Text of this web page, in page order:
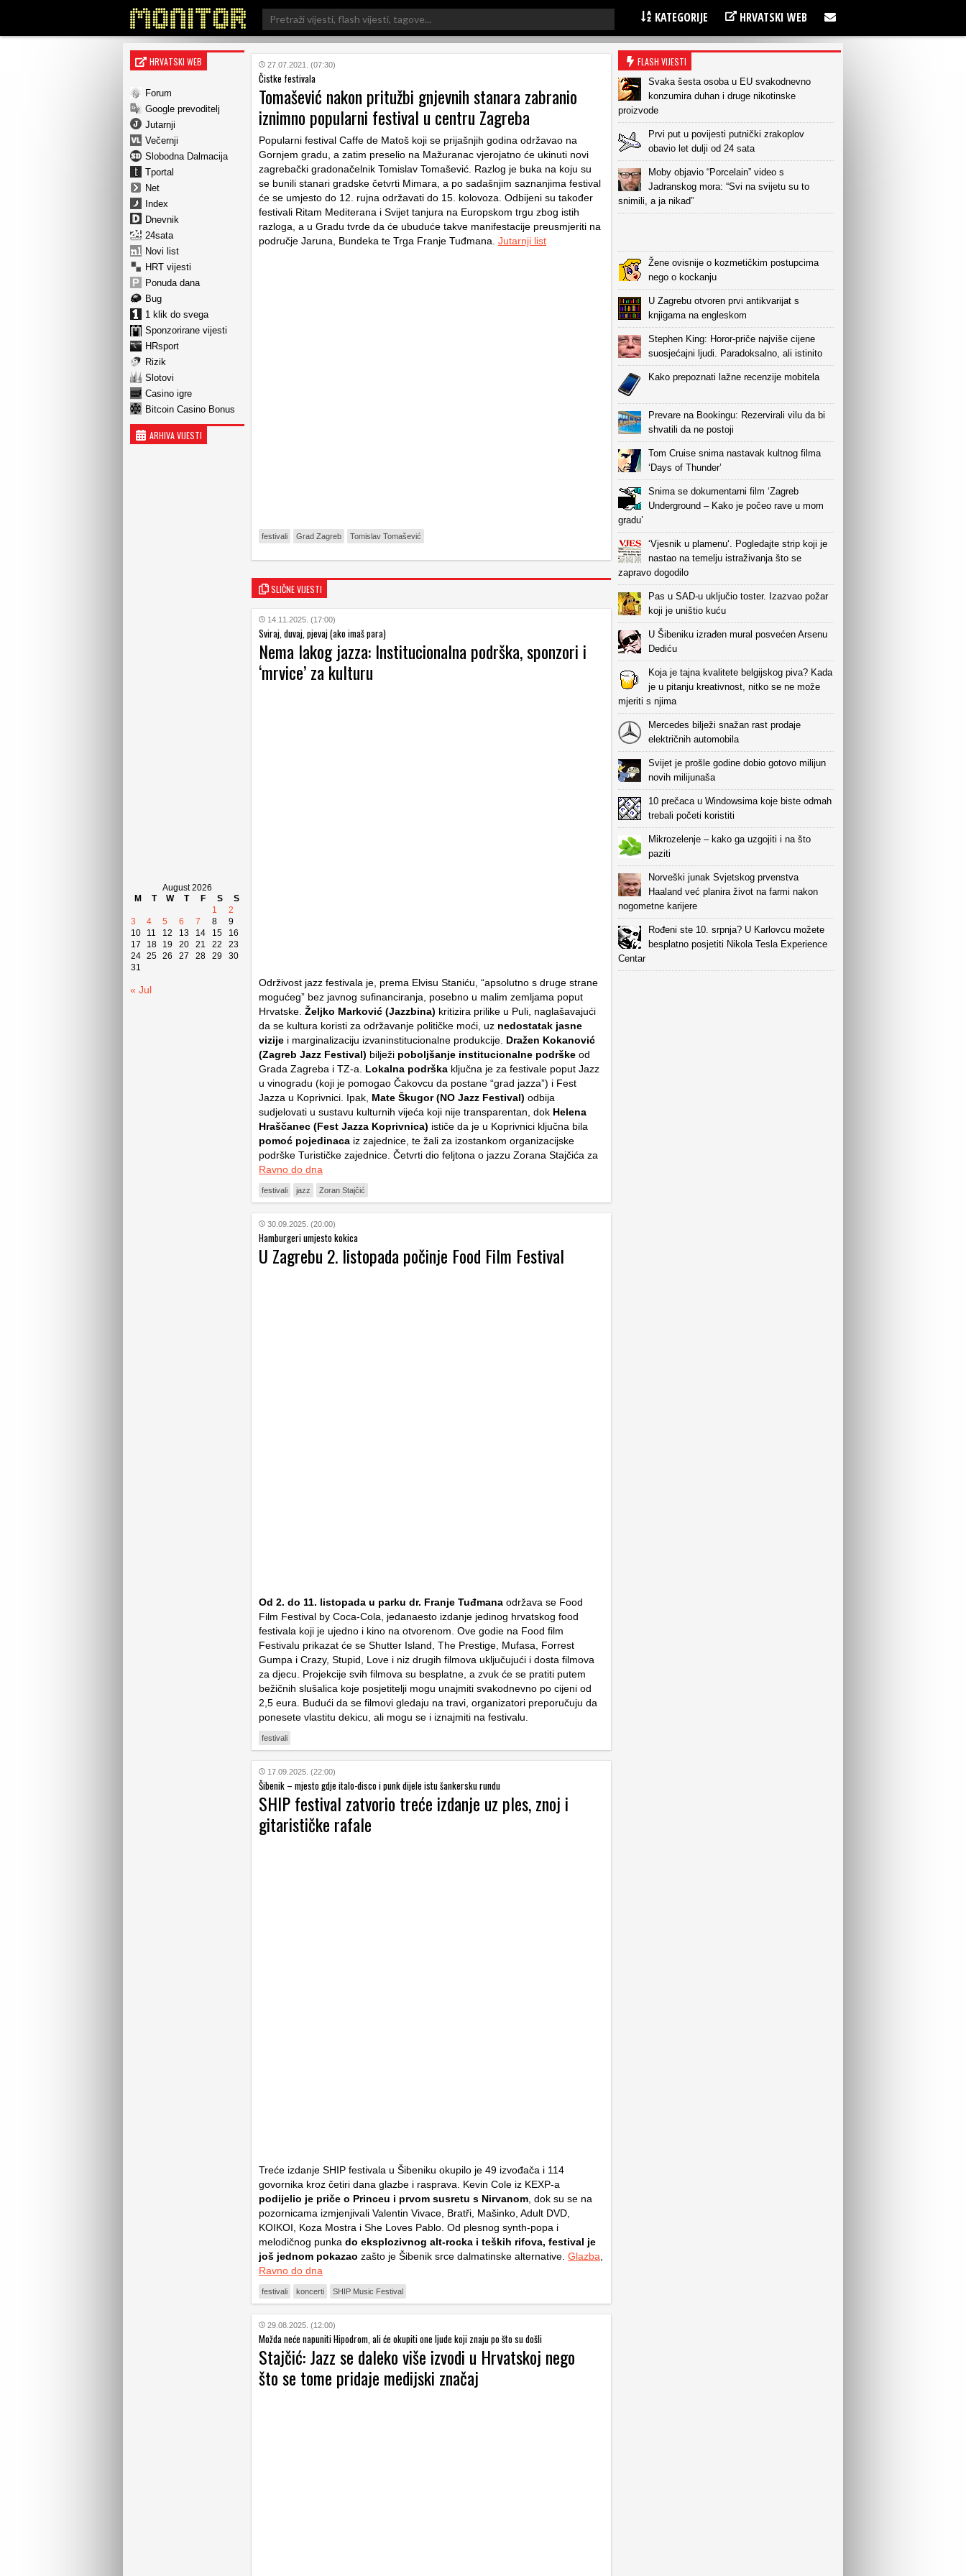
Search
for:
KATEGORIJE HRVATSKI WEB
HRVATSKI WEB
Forum
Google prevoditelj
Jutarnji
Večernji
Slobodna Dalmacija
Tportal
Net
Index
Dnevnik
24sata
Novi list
HRT vijesti
Ponuda dana
Bug
1 klik do svega
Sponzorirane vijesti
HRsport
Rizik
Slotovi
Casino igre
Bitcoin Casino Bonus
ARHIVA VIJESTI
August 2026
M
T W T F S
S
1
2
3
4 5 6 7 8
9
10
11 12 13 14 15
16
17
18 19 20 21 22
23
24 25 26 27 28 29
30
31
« Jul
27.07.2021. (07:30)
Čistke festivala
Tomašević nakon pritužbi gnjevnih stanara zabranio
iznimno popularni festival u centru Zagreba
Popularni festival Caffe de Matoš koji se prijašnjih godina održavao na
Gornjem gradu, a zatim preselio na Mažuranac vjerojatno će ukinuti novi
zagrebački gradonačelnik Tomislav Tomašević. Razlog je buka na koju su
se bunili stanari gradske četvrti Mimara, a po sadašnjim saznanjima festival
će se umjesto do 12. rujna održavati do 15. kolovoza. Odbijeni su također
festivali Ritam Mediterana i Svijet tanjura na Europskom trgu zbog istih
razloga, a u Gradu tvrde da će ubuduće takve manifestacije preusmjeriti na
područje Jaruna, Bundeka te Trga Franje Tuđmana. Jutarnji list
festivali Grad Zagreb Tomislav Tomašević
SLIČNE VIJESTI
14.11.2025. (17:00)
Sviraj, duvaj, pjevaj (ako imaš para)
Nema lakog jazza: Institucionalna podrška, sponzori i
‘mrvice’ za kulturu
Održivost jazz festivala je, prema Elvisu Staniću, “apsolutno s druge strane
mogućeg” bez javnog sufinanciranja, posebno u malim zemljama poput
Hrvatske. Željko Marković (Jazzbina) kritizira prilike u Puli, naglašavajući
da se kultura koristi za održavanje političke moći, uz nedostatak jasne
vizije i marginalizaciju izvaninstitucionalne produkcije. Dražen Kokanović
(Zagreb Jazz Festival) bilježi poboljšanje institucionalne podrške od
Grada Zagreba i TZ-a. Lokalna podrška ključna je za festivale poput Jazz
u vinogradu (koji je pomogao Čakovcu da postane “grad jazza”) i Fest
Jazza u Koprivnici. Ipak, Mate Škugor (NO Jazz Festival) odbija
sudjelovati u sustavu kulturnih vijeća koji nije transparentan, dok Helena
Hraščanec (Fest Jazza Koprivnica) ističe da je u Koprivnici ključna bila
pomoć pojedinaca iz zajednice, te žali za izostankom organizacijske
podrške Turističke zajednice. Četvrti dio feljtona o jazzu Zorana Stajčića za
Ravno do dna
festivali jazz Zoran Stajčić
30.09.2025. (20:00)
Hamburgeri umjesto kokica
U Zagrebu 2. listopada počinje Food Film Festival
Od 2. do 11. listopada u parku dr. Franje Tuđmana održava se Food
Film Festival by Coca-Cola, jedanaesto izdanje jedinog hrvatskog food
festivala koji je ujedno i kino na otvorenom. Ove godie na Food film
Festivalu prikazat će se Shutter Island, The Prestige, Mufasa, Forrest
Gumpa i Crazy, Stupid, Love i niz drugih filmova uključujući i dosta filmova
za djecu. Projekcije svih filmova su besplatne, a zvuk će se pratiti putem
bežičnih slušalica koje posjetitelji mogu unajmiti svakodnevno po cijeni od
2,5 eura. Budući da se filmovi gledaju na travi, organizatori preporučuju da
ponesete vlastitu dekicu, ali mogu se i iznajmiti na festivalu.
festivali
17.09.2025. (22:00)
Šibenik – mjesto gdje italo-disco i punk dijele istu šankersku rundu
SHIP festival zatvorio treće izdanje uz ples, znoj i
gitarističke rafale
Treće izdanje SHIP festivala u Šibeniku okupilo je 49 izvođača i 114
govornika kroz četiri dana glazbe i rasprava. Kevin Cole iz KEXP-a
podijelio je priče o Princeu i prvom susretu s Nirvanom, dok su se na
pozornicama izmjenjivali Valentin Vivace, Bratři, Mašinko, Adult DVD,
KOIKOI, Koza Mostra i She Loves Pablo. Od plesnog synth-popa i
melodičnog punka do eksplozivnog alt-rocka i teških rifova, festival je
još jednom pokazao zašto je Šibenik srce dalmatinske alternative. Glazba,
Ravno do dna
festivali koncerti SHIP Music Festival
29.08.2025. (12:00)
Možda neće napuniti Hipodrom, ali će okupiti one ljude koji znaju po što su došli
Stajčić: Jazz se daleko više izvodi u Hrvatskoj nego
što se tome pridaje medijski značaj
FLASH VIJESTI
Svaka šesta osoba u EU svakodnevno
konzumira duhan i druge nikotinske
proizvode
Prvi put u povijesti putnički zrakoplov
obavio let dulji od 24 sata
Moby objavio “Porcelain” video s
Jadranskog mora: “Svi na svijetu su to
snimili, a ja nikad”
Žene ovisnije o kozmetičkim postupcima
nego o kockanju
U Zagrebu otvoren prvi antikvarijat s
knjigama na engleskom
Stephen King: Horor-priče najviše cijene
suosjećajni ljudi. Paradoksalno, ali istinito
Kako prepoznati lažne recenzije mobitela
Prevare na Bookingu: Rezervirali vilu da bi
shvatili da ne postoji
Tom Cruise snima nastavak kultnog filma
‘Days of Thunder’
Snima se dokumentarni film ‘Zagreb
Underground – Kako je počeo rave u mom
gradu’
‘Vjesnik u plamenu‘. Pogledajte strip koji je
nastao na temelju istraživanja što se
zapravo dogodilo
Pas u SAD-u uključio toster. Izazvao požar
koji je uništio kuću
U Šibeniku izrađen mural posvećen Arsenu
Dediću
Koja je tajna kvalitete belgijskog piva? Kada
je u pitanju kreativnost, nitko se ne može
mjeriti s njima
Mercedes bilježi snažan rast prodaje
električnih automobila
Svijet je prošle godine dobio gotovo milijun
novih milijunaša
10 prečaca u Windowsima koje biste odmah
trebali početi koristiti
Mikrozelenje – kako ga uzgojiti i na što
paziti
Norveški junak Svjetskog prvenstva
Haaland već planira život na farmi nakon
nogometne karijere
Rođeni ste 10. srpnja? U Karlovcu možete
besplatno posjetiti Nikola Tesla Experience
Centar